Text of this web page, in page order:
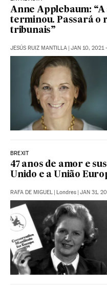
Anne Applebaum:
terminou. Passará o
tribunais”
JESÚS RUIZ MANTILLA JAN 10, 2021
BREXIT
47 anos de amor e
Unido e a União
RAFA DE MIGUEL Londres JAN 31,